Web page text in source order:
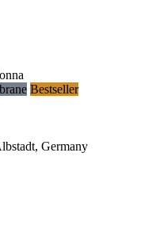
Bestseller
Germany